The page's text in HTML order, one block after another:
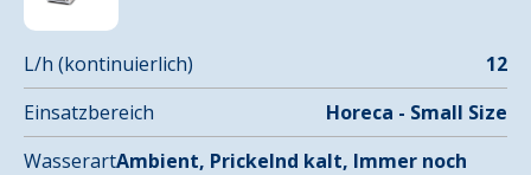
L/h (kontinuierlich)
12
Einsatzbereich
Horeca - Small Size
WasserartAmbient, Prickelnd kalt, Immer noch